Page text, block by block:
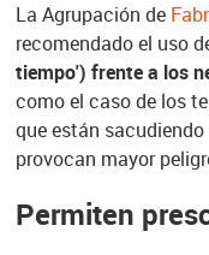
La Agrupación de
recomendado el uso
tiempo') frente a los
como el caso de los
que están
provocan mayor
Permiten